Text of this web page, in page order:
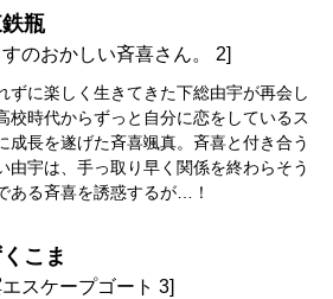
瓶
すのおかしい斉喜さん。 2]
ずに楽しく生きてきた下総由宇が再会し
校時代からずっと自分に恋をしているス
成長を遂げた斉喜颯真。斉喜と付き合う
由宇は、手っ取り早く関係を終わらそう
ある斉喜を誘惑するが…！
こま
エスケープゴート 3]